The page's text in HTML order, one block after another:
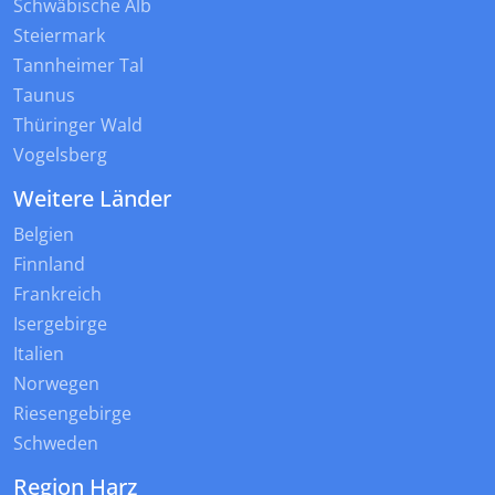
Schwäbische Alb
Steiermark
Tannheimer Tal
Taunus
Thüringer Wald
Vogelsberg
Weitere Länder
Belgien
Finnland
Frankreich
Isergebirge
Italien
Norwegen
Riesengebirge
Schweden
Region Harz